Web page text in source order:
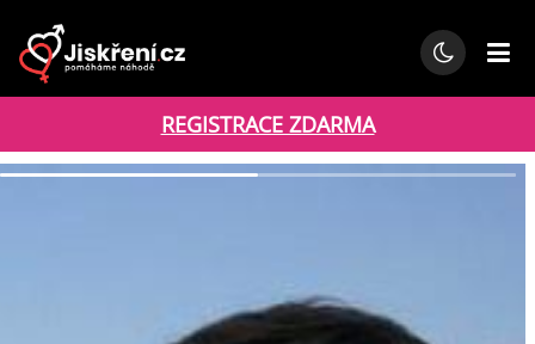
REGISTRACE ZDARMA